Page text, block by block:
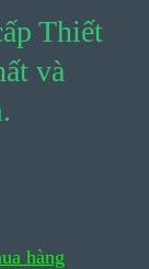
Thiết
và
hàng